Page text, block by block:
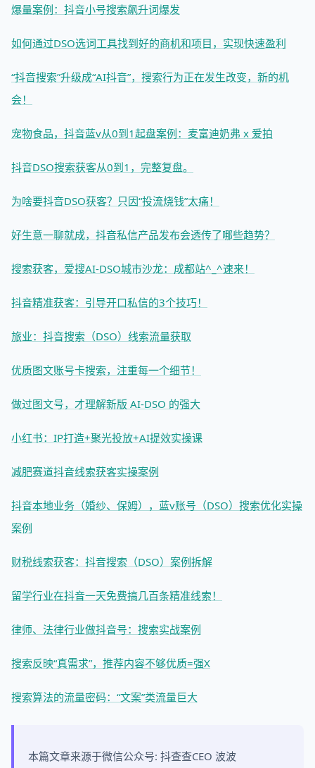
爆量案例：抖音小号搜索飙升词爆发
如何通过DSO选词工具找到好的商机和项目，实现快速盈利
“抖音搜索”升级成“AI抖音”，搜索行为正在发生改变，新的机
会！
宠物食品，抖音蓝v从0到1起盘案例：麦富迪奶弗 x 爱拍
抖音DSO搜索获客从0到1，完整复盘。
为啥要抖音DSO获客？只因“投流烧钱”太痛！
好生意一聊就成，抖音私信产品发布会透传了哪些趋势？
搜索获客，爱搜AI-DSO城市沙龙：成都站^_^速来！
抖音精准获客：引导开口私信的3个技巧！
旅业：抖音搜索（DSO）线索流量获取
优质图文账号卡搜索，注重每一个细节！
做过图文号，才理解新版 AI-DSO 的强大
小红书：IP打造+聚光投放+AI提效实操课
减肥赛道抖音线索获客实操案例
抖音本地业务（婚纱、保姆），蓝v账号（DSO）搜索优化实操
案例
财税线索获客：抖音搜索（DSO）案例拆解
留学行业在抖音一天免费搞几百条精准线索！
律师、法律行业做抖音号：搜索实战案例
搜索反映“真需求”，推荐内容不够优质=强X
搜索算法的流量密码：“文案”类流量巨大
本篇文章来源于微信公众号: 抖查查CEO 波波